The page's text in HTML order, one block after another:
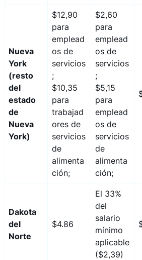
Nueva
York
(resto
del
estado
de
Nueva
York)
$12,90
para
emplead
os de
servicios
;
$10,35
para
trabajad
ores de
servicios
de
alimenta
ción;
$2,60
para
emplead
os de
servicios
;
$5,15
para
emplead
os de
servicios
de
alimenta
ción;
Dakota
del
Norte
$4.86
El 33%
del
salario
mínimo
aplicable
($2,39)